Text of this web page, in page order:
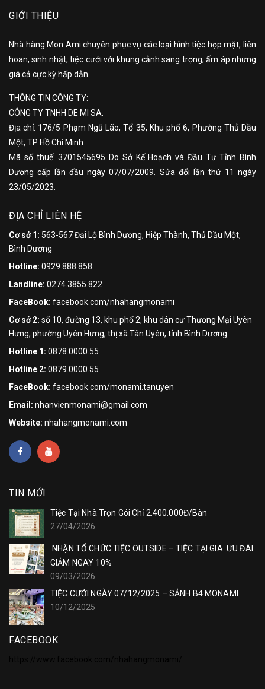
GIỚI THIỆU
Nhà hàng Mon Ami chuyên phục vụ các loại hình tiệc họp mặt, liên
hoan, sinh nhật, tiệc cưới với khung cảnh sang trọng, ấm áp nhưng
giá cả cực kỳ hấp dẫn.
THÔNG TIN CÔNG TY:
CÔNG TY TNHH DE MI SA.
Địa chỉ: 176/5 Phạm Ngũ Lão, Tổ 35, Khu phố 6, Phường Thủ Dầu
Một, TP Hồ Chí Minh
Mã số thuế: 3701545695 Do Sở Kế Hoạch và Đầu Tư Tỉnh Bình
Dương cấp lần đầu ngày 07/07/2009. Sửa đổi lần thứ 11 ngày
23/05/2023.
ĐỊA CHỈ LIÊN HỆ
Cơ sở 1: 563-567 Đại Lộ Bình Dương, Hiệp Thành, Thủ Dầu Một,
Bình Dương
Hotline: 0929.888.858
Landline: 0274.3855.822
FaceBook: facebook.com/nhahangmonami
Cơ sở 2: số 10, đường 13, khu phố 2, khu dân cư Thương Mại Uyên
Hưng, phường Uyên Hưng, thị xã Tân Uyên, tỉnh Bình Dương
Hotline 1: 0878.0000.55
Hotline 2: 0879.0000.55
FaceBook: facebook.com/monami.tanuyen
Email: nhanvienmonami@gmail.com
Website: nhahangmonami.com
TIN MỚI
Tiệc Tại Nhà Trọn Gói Chỉ 2.400.000Đ/Bàn
27/04/2026
NHẬN TỔ CHỨC TIỆC OUTSIDE – TIỆC TẠI GIA ƯU ĐÃI
GIẢM NGAY 10%
09/03/2026
TIỆC CƯỚI NGÀY 07/12/2025 – SẢNH B4 MONAMI
10/12/2025
FACEBOOK